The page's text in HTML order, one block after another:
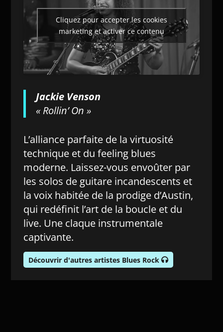
Cliquez pour accepter les cookies
marketing et activer ce contenu
Jackie Venson
« Rollin’ On »
L’alliance parfaite de la virtuosité
technique et du feeling blues
moderne. Laissez-vous envoûter par
les solos de guitare incandescents et
la voix habitée de la prodige d’Austin,
qui redéfinit l’art de la boucle et du
live. Une claque instrumentale
captivante.
Découvrir d'autres artistes Blues Rock